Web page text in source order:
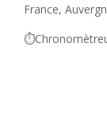
France,